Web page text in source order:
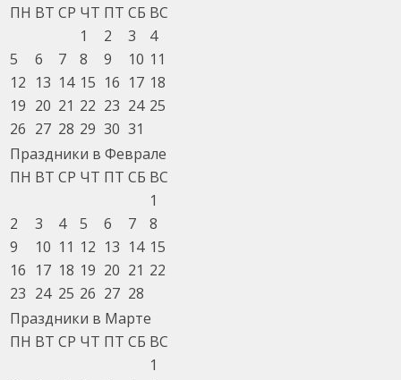
ПН ВТ СР ЧТ ПТ СБ ВС
1
2 3
4
5
6 7 8 9 10 11
12 13 14 15 16 17 18
19 20 21 22 23 24 25
26 27 28 29 30 31
Праздники в Феврале
ПН ВТ СР ЧТ ПТ СБ ВС
1
2
3 4 5 6 7
8
9
10 11 12 13 14 15
16 17 18 19 20 21 22
23 24 25 26 27 28
Праздники в Марте
ПН ВТ СР ЧТ ПТ СБ ВС
1